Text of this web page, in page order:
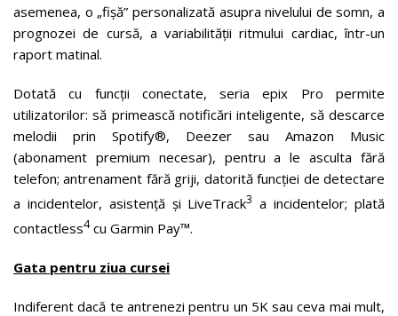
asemenea, o „fișă” personalizată asupra nivelului de somn, a
prognozei de cursă, a variabilității ritmului cardiac, într-un
raport matinal.
Dotată cu funcții conectate, seria epix Pro permite
utilizatorilor: să primească notificări inteligente, să descarce
melodii prin Spotify®, Deezer sau Amazon Music
(abonament premium necesar), pentru a le asculta fără
telefon; antrenament fără griji, datorită funcției de detectare
a incidentelor, asistență și LiveTrack3 a incidentelor; plată
contactless4cu Garmin Pay™.
Gata pentru ziua cursei
Indiferent dacă te antrenezi pentru un 5K sau ceva mai mult,